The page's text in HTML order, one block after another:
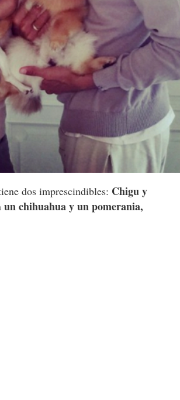
dos imprescindibles: Chigu y
un chihuahua y un pomerania,